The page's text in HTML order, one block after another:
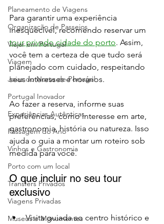
Planeamento de Viagens
Organização de Passeios
Viajar em Portugal
Viagem
Joias do Norte de Portugal
Portugal Inovador
Experiências Autênticas
Passagem do Ano
Vinhos e Gastronomia
Porto com um local
Transfers Privados
Viagens Privadas
Museus e Monumentos
Para garantir uma experiência
inesquecível, recomendo reservar um
tour privado cidade do porto. Assim,
você tem a certeza de que tudo será
planejado com cuidado, respeitando
seus interesses e horários.
Ao fazer a reserva, informe suas
preferências, como interesse em arte,
gastronomia, história ou natureza. Isso
ajuda o guia a montar um roteiro sob
medida para você.
O que incluir no seu tour
exclusivo
Visita guiada ao centro histórico e